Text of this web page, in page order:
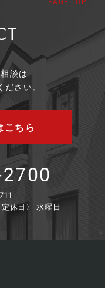
PAGE TOP
談は
さい。
定休日〉 水曜日
こちら